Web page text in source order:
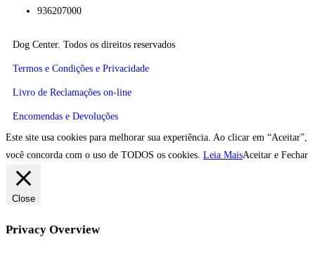
936207000
Dog Center. Todos os direitos reservados
Termos e Condições e Privacidade
Livro de Reclamações on-line
Encomendas e Devoluções
Este site usa cookies para melhorar sua experiência. Ao clicar em “Aceitar”,
você concorda com o uso de TODOS os cookies. Leia MaisAceitar e Fechar
Close
Privacy Overview